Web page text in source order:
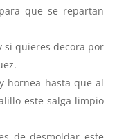
que se repartan
si quieres decora por
hornea hasta que al
este salga limpio
de desmoldar este